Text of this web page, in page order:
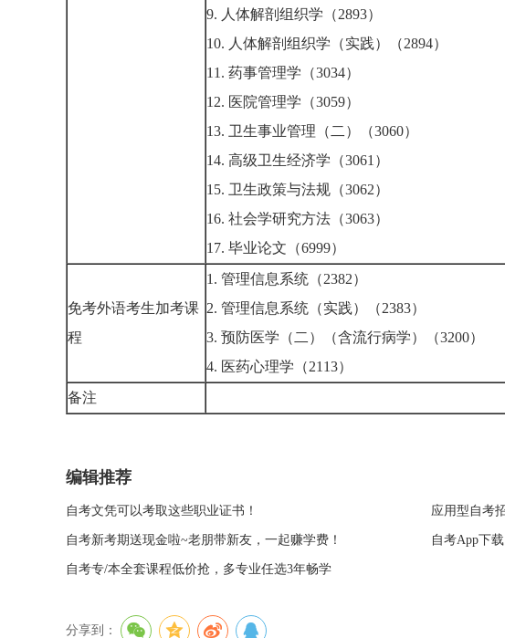
9. 人体解剖组织学（2893）
10. 人体解剖组织学（实践）（2894）
11. 药事管理学（3034）
12. 医院管理学（3059）
13. 卫生事业管理（二）（3060）
14. 高级卫生经济学（3061）
15. 卫生政策与法规（3062）
16. 社会学研究方法（3063）
17. 毕业论文（6999）
免考外语考生加考课
程
1. 管理信息系统（2382）
2. 管理信息系统（实践）（2383）
3. 预防医学（二）（含流行病学）（3200）
4. 医药心理学（2113）
备注
编辑推荐
自考文凭可以考取这些职业证书！ 应用型自考
自考新考期送现金啦~老朋带新友，一起赚学费！ 自考App下
自考专/本全套课程低价抢，多专业任选3年畅学
分享到：